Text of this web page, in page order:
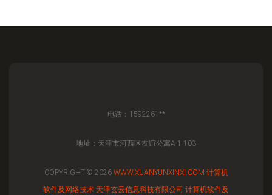
电话：1592261**
地址：天津市河西区友谊公寓A-1-103
COPYRIGHT © 2026 WWW.XUANYUNXINXI.COM 计算机
软件及网络技术 天津玄云信息科技有限公司 计算机软件及